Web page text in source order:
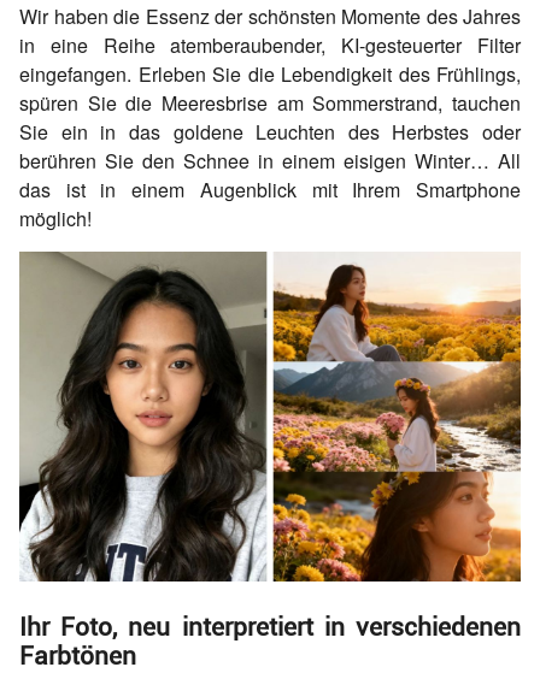
Wir haben die Essenz der schönsten Momente des Jahres
in eine Reihe atemberaubender, KI-gesteuerter Filter
eingefangen. Erleben Sie die Lebendigkeit des Frühlings,
spüren Sie die Meeresbrise am Sommerstrand, tauchen
Sie ein in das goldene Leuchten des Herbstes oder
berühren Sie den Schnee in einem eisigen Winter… All
das ist in einem Augenblick mit Ihrem Smartphone
möglich!
Ihr Foto, neu interpretiert in verschiedenen
Farbtönen